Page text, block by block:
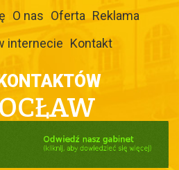
O nas Oferta Reklama
internecie Kontakt